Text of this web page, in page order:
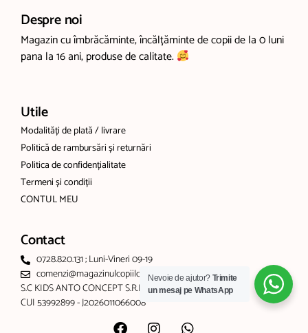
Despre noi
Magazin cu îmbrăcăminte, încălțăminte de copii de la 0 luni
pana la 16 ani, produse de calitate.
Utile
Modalități de plată / livrare
Politică de rambursări și returnări
Politica de confidențialitate
Termeni și condiții
CONTUL MEU
Contact
0728.820.131 ; Luni-Vineri 09-19
comenzi@magazinulcopiilor.com
S.C KIDS ANTO CONCEPT S.R.L
CUI 53992899 - J2026011066008
Nevoie de ajutor? Trimite
un mesaj pe WhatsApp